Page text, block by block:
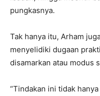
pungkasnya.
Tak hanya itu, Arham
menyelidiki dugaan
disamarkan atau modus
“Tindakan ini tidak